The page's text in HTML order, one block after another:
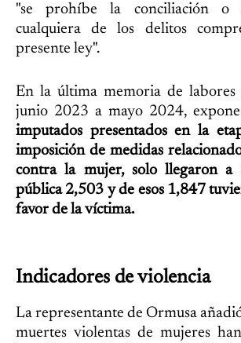
"se prohíbe la conciliación o
cualquiera de los delitos
presente ley".
En la última memoria de labores
junio 2023 a mayo 2024,
imputados presentados en la
imposición de medidas
contra la mujer, solo llegaron a
pública 2,503 y de esos 1,847
favor de la víctima.
Indicadores de violencia
La representante de Ormusa
muertes violentas de mujeres